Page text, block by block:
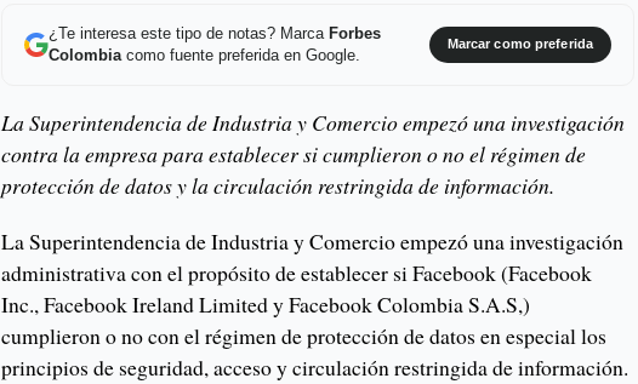
¿Te interesa este tipo de notas? Marca Forbes
Colombiacomo fuente preferida en Google.
Marcar como preferida
La Superintendencia de Industria y Comercio empezó una investigación
contra la empresa para establecer si cumplieron o no el régimen de
protección de datos y la circulación restringida de información.
La Superintendencia de Industria y Comercio empezó una investigación
administrativa con el propósito de establecer si Facebook (Facebook
Inc., Facebook Ireland Limited y Facebook Colombia S.A.S,)
cumplieron o no con el régimen de protección de datos en especial los
principios de seguridad, acceso y circulación restringida de información.